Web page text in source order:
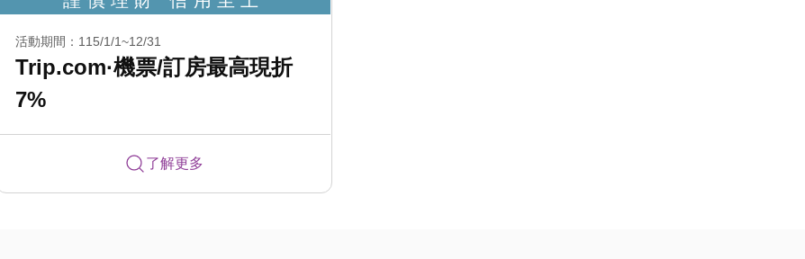
活動期間：115/1/1~12/31
Trip.com·機票/訂房最高現折
7%
了解更多